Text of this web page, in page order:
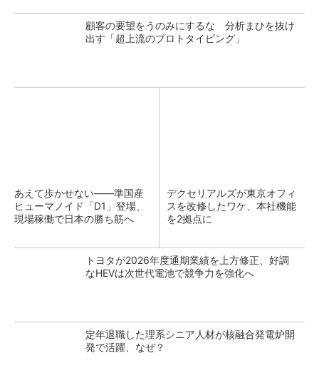
顧客の要望をうのみにするな 分析まひを抜け
出す「超上流のプロトタイピング」
あえて歩かせない――準国産
ヒューマノイド「D1」登場、
現場稼働で日本の勝ち筋へ
デクセリアルズが東京オフィ
スを改修したワケ、本社機能
を2拠点に
トヨタが2026年度通期業績を上方修正、好調
なHEVは次世代電池で競争力を強化へ
定年退職した理系シニア人材が核融合発電炉開
発で活躍、なぜ？